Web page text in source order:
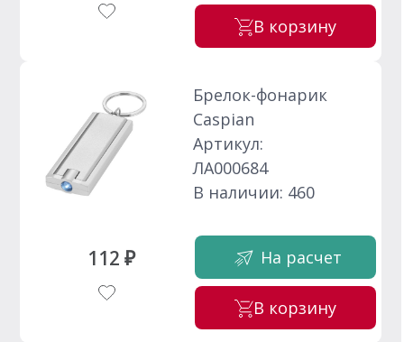
В корзину
112 ₽
Брелок-фонарик
Caspian
Артикул:
ЛА000684
В наличии: 460
На расчет
В корзину